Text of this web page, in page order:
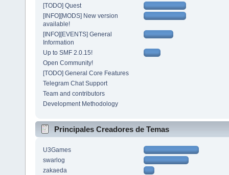
[TODO] Quest
[INFO][MODS] New version
available!
[INFO][EVENTS] General
Information
Up to SMF 2.0.15!
Open Community!
[TODO] General Core Features
Telegram Chat Support
Team and contributors
Development Methodology
Principales Creadores de Temas
U3Games
swarlog
zakaeda